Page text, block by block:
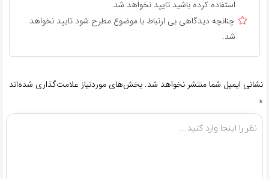
استفاده کرده باشید تایید نخواهد شد.
چنانچه دیدگاهی بی ارتباط با موضوع مطرح شود تایید نخواهد
شد.
نشانی ایمیل شما منتشر نخواهد شد. بخش‌های موردنیاز علامت‌گذاری شده‌اند
*